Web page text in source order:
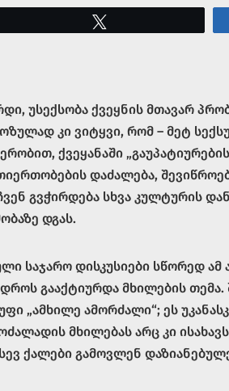
უსექსობა ქვეყნის მთავარ
კი ვიტყვი, რომ – მეტ
ქვეყანაში
დაძალება,
გვჭირდება სხვა კულტურის
დგას.
საჯარო დისკუსიები სწორედ
გააქტიურდა მხილების თემა.
„ამხილე ამორძალი“; ეს
მხილებას არც კი
ქალები გამოვლენ